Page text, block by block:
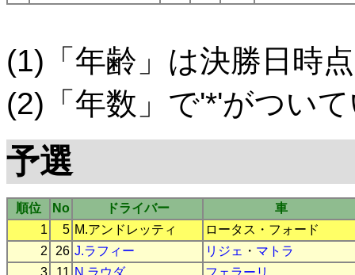
(1)「年齢」は決勝日時点
(2)「年数」で'*'がつい
予選
順位 No ドライバー
車
1
5 M.アンドレッティ ロータス ・ フォード
2
26 J.ラフィー リジェ ・ マトラ